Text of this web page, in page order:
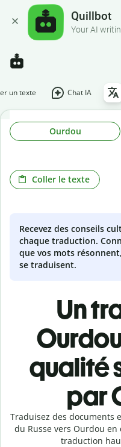
Quillbot
Your AI
un texte Chat IA
Ourdou
Coller le texte
Recevez des conseils
chaque traduction.
que vos mots
se traduisent.
Un
qualité
par
Traduisez des documents
du Russe vers Ourdou
traduction